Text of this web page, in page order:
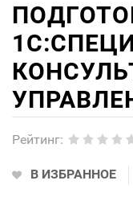
Рейтинг:
В ИЗБРАННОЕ